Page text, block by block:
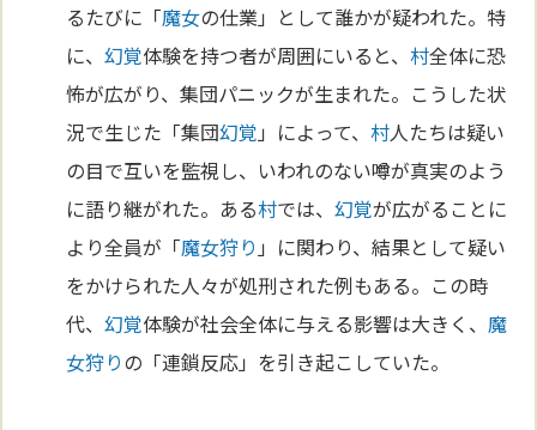
るたびに「魔女の仕業」として誰かが疑われた。特
に、幻覚体験を持つ者が周囲にいると、村全体に恐
怖が広がり、集団パニックが生まれた。こうした状
況で生じた「集団幻覚 」によって、村人たちは疑い
の目で互いを監視し、いわれのない噂が真実のよう
に語り継がれた。ある村では、幻覚が広がることに
より全員が「魔女狩り 」に関わり、結果として疑い
をかけられた人々が処刑された例もある。この時
代、幻覚体験が社会全体に与える影響は大きく、 魔
女狩りの「連鎖反応」を引き起こしていた。